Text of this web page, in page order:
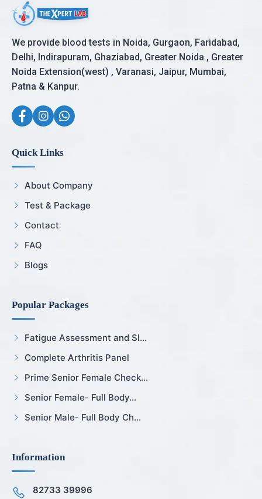
We provide blood tests in Noida, Gurgaon, Faridabad,
Delhi, Indirapuram, Ghaziabad, Greater Noida , Greater
Noida Extension(west) , Varanasi, Jaipur, Mumbai,
Patna & Kanpur.
Quick Links
About Company
Test & Package
Contact
FAQ
Blogs
Popular Packages
Fatigue Assessment and Sl...
Complete Arthritis Panel
Prime Senior Female Check...
Senior Female- Full Body...
Senior Male- Full Body Ch...
Information
82733 39996